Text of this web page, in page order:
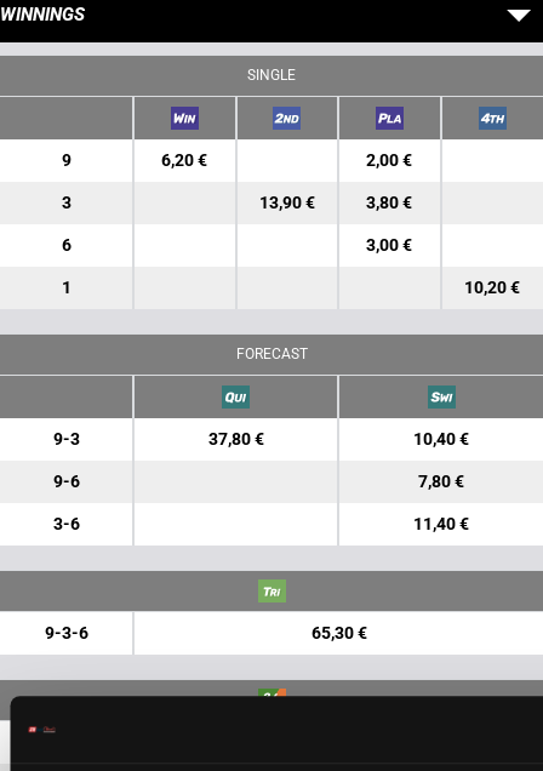
WINNINGS
SINGLE
9 6,20 € 2,00 €
3 13,90 € 3,80 €
6 3,00 €
1 10,20 €
FORECAST
9-3 37,80 € 10,40 €
9-6 7,80 €
3-6 11,40 €
9-3-6 65,30 €